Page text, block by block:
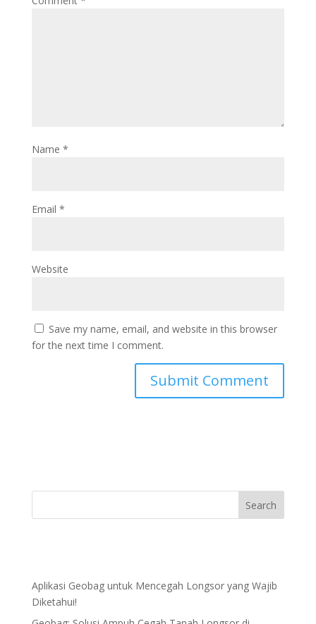
Name *
Email *
Website
Save my name, email, and website in this browser
for the next time I comment.
Aplikasi Geobag untuk Mencegah Longsor yang Wajib
Diketahui!